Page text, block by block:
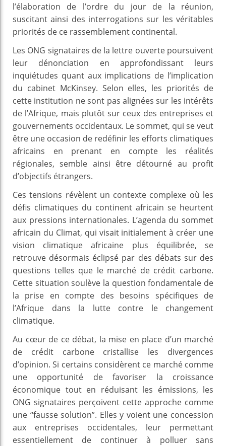
l’élaboration de l’ordre du jour de la réunion,
suscitant ainsi des interrogations sur les véritables
priorités de ce rassemblement continental.
Les ONG signataires de la lettre ouverte poursuivent
leur dénonciation en approfondissant leurs
inquiétudes quant aux implications de l’implication
du cabinet McKinsey. Selon elles, les priorités de
cette institution ne sont pas alignées sur les intérêts
de l’Afrique, mais plutôt sur ceux des entreprises et
gouvernements occidentaux. Le sommet, qui se veut
être une occasion de redéfinir les efforts climatiques
africains en prenant en compte les réalités
régionales, semble ainsi être détourné au profit
d’objectifs étrangers.
Ces tensions révèlent un contexte complexe où les
défis climatiques du continent africain se heurtent
aux pressions internationales. L’agenda du sommet
africain du Climat, qui visait initialement à créer une
vision climatique africaine plus équilibrée, se
retrouve désormais éclipsé par des débats sur des
questions telles que le marché de crédit carbone.
Cette situation soulève la question fondamentale de
la prise en compte des besoins spécifiques de
l’Afrique dans la lutte contre le changement
climatique.
Au cœur de ce débat, la mise en place d’un marché
de crédit carbone cristallise les divergences
d’opinion. Si certains considèrent ce marché comme
une opportunité de favoriser la croissance
économique tout en réduisant les émissions, les
ONG signataires perçoivent cette approche comme
une “fausse solution”. Elles y voient une concession
aux entreprises occidentales, leur permettant
essentiellement de continuer à polluer sans